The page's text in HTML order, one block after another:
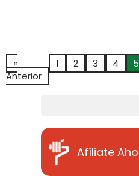
«
Anterior
1 2 3 4 5
Afíliate